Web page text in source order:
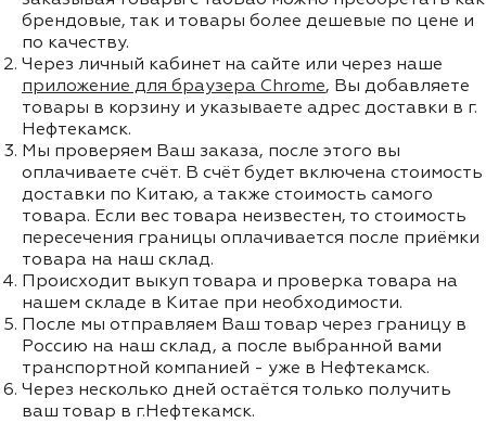
брендовые, так и товары более дешевые по цене и
по качеству.
Через личный кабинет на сайте или через наше
приложение для браузера Chrome, Вы добавляете
товары в корзину и указываете адрес доставки в г.
Нефтекамск.
Мы проверяем Ваш заказа, после этого вы
оплачиваете счёт. В счёт будет включена стоимость
доставки по Китаю, а также стоимость самого
товара. Если вес товара неизвестен, то стоимость
пересечения границы оплачивается после приёмки
товара на наш склад.
Происходит выкуп товара и проверка товара на
нашем складе в Китае при необходимости.
После мы отправляем Ваш товар через границу в
Россию на наш склад, а после выбранной вами
транспортной компанией - уже в Нефтекамск.
Через несколько дней остаётся только получить
ваш товар в г.Нефтекамск.